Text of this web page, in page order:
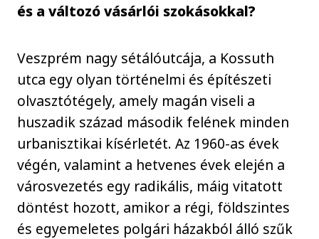
és a változó vásárlói szokásokkal?
Veszprém nagy sétálóutcája, a Kossuth
utca egy olyan történelmi és építészeti
olvasztótégely, amely magán viseli a
huszadik század második felének minden
urbanisztikai kísérletét. Az 1960-as évek
végén, valamint a hetvenes évek elején a
városvezetés egy radikális, máig vitatott
döntést hozott, amikor a régi, földszintes
és egyemeletes polgári házakból álló szűk